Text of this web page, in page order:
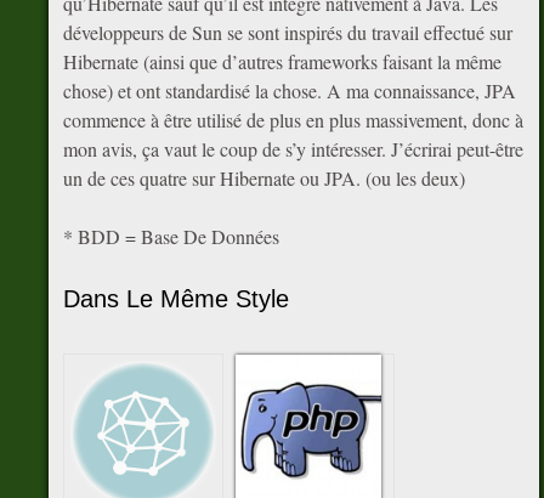
développeurs de Sun se sont inspirés du travail effectué sur
Hibernate (ainsi que d’autres frameworks faisant la même
chose) et ont standardisé la chose. A ma connaissance, JPA
commence à être utilisé de plus en plus massivement, donc à
mon avis, ça vaut le coup de s’y intéresser. J’écrirai peut-être
un de ces quatre sur Hibernate ou JPA. (ou les deux)
* BDD = Base De Données
Dans Le Même Style